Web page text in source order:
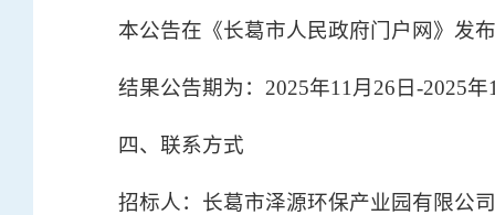
本公告在《长葛市人民政府门户网》发
结果公告期为：2025年11月26日-2025年
四、联系方式
招标人：长葛市泽源环保产业园有限公